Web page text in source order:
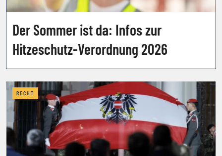
Der Sommer ist da: Infos zur
Hitzeschutz-Verordnung 2026
RECHT